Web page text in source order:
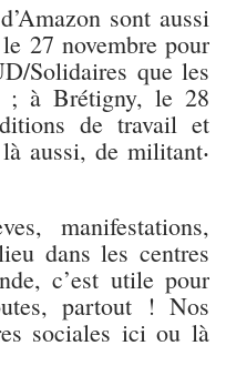
sont aussi
27 novembre pour
Solidaires que les
; à Brétigny, le 28
de travail et
aussi, de militant⸳
manifestations,
dans les centres
c’est utile pour
partout ! Nos
sociales ici ou là